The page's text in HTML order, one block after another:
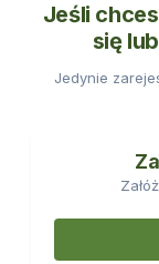
Jeśli
się
Jedynie